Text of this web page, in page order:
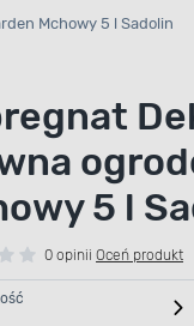
Mchowy 5 l Sadolin
5 l
0 opinii Oceń produkt